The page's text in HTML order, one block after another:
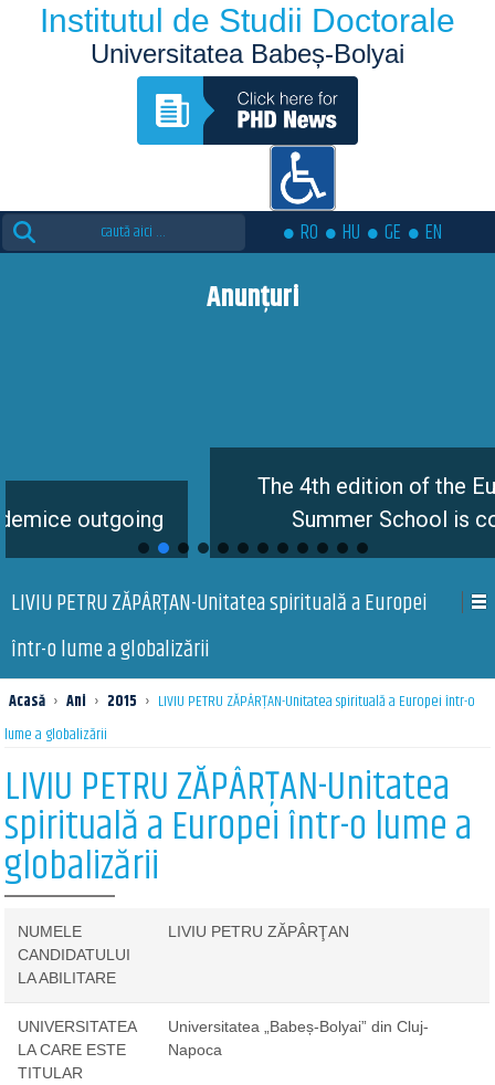
Institutul de Studii Doctorale
Universitatea Babeș-Bolyai
Search
for:
RO HU GE EN
Anunțuri
The 4th edition of the Eutopia
Summer School is coming
LIVIU PETRU ZĂPÂRŢAN-Unitatea spirituală a Europei
într-o lume a globalizării
Acasă › Ani › 2015 › LIVIU PETRU ZĂPÂRŢAN-Unitatea spirituală a Europei într-o
lume a globalizării
LIVIU PETRU ZĂPÂRŢAN-Unitatea
spirituală a Europei într-o lume a
globalizării
NUMELE
CANDIDATULUI
LA ABILITARE
LIVIU PETRU ZĂPÂRŢAN
UNIVERSITATEA
LA CARE ESTE
TITULAR
Universitatea „Babeș-Bolyai” din Cluj-
Napoca